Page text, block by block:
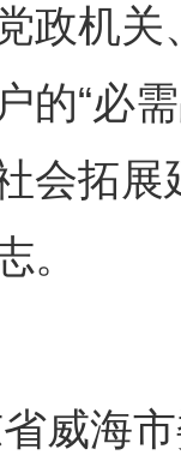
政机关
的“必
会拓
。
海市